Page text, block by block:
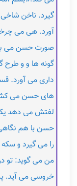
گیرد. ناخن
آورد. هی می
صورت حسن می
گونه ها و و
داری می آورد.
های حسن می
لفتش می دهد
حسن با هم
را می گیرد و
من می گوید: تو
خروسی می آید.